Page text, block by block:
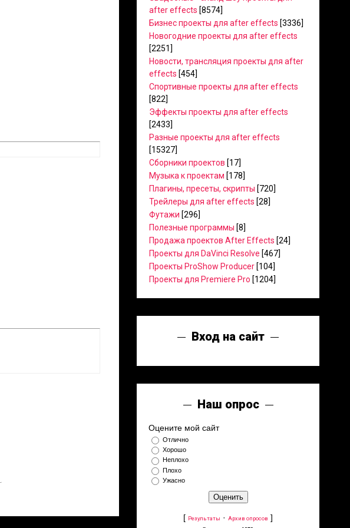
after effects [8574]
Бизнес проекты для after effects [3336]
Новогодние проекты для after effects
[2251]
Новости, трансляция проекты для after
effects [454]
Спортивные проекты для after effects
[822]
Эффекты проекты для after effects
[2433]
Разные проекты для after effects
[15327]
Сборники проектов [17]
Музыка к проектам [178]
Плагины, пресеты, скрипты [720]
Трейлеры для after effects [28]
Футажи [296]
Полезные программы [8]
Продажа проектов After Effects [24]
Проекты для DaVinci Resolve [467]
Проекты ProShow Producer [104]
Проекты для Premiere Pro [1204]
Вход на сайт
Наш опрос
Оцените мой сайт
Отлично
Хорошо
Неплохо
Плохо
Ужасно
[ Результаты · Архив опросов ]